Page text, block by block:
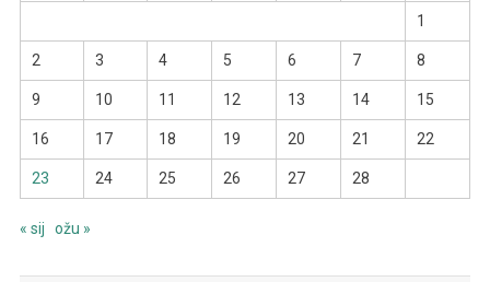
1
2 3 4 5 6 7 8
9 10 11 12 13 14 15
16 17 18 19 20 21 22
23 24 25 26 27 28
« sij ožu »